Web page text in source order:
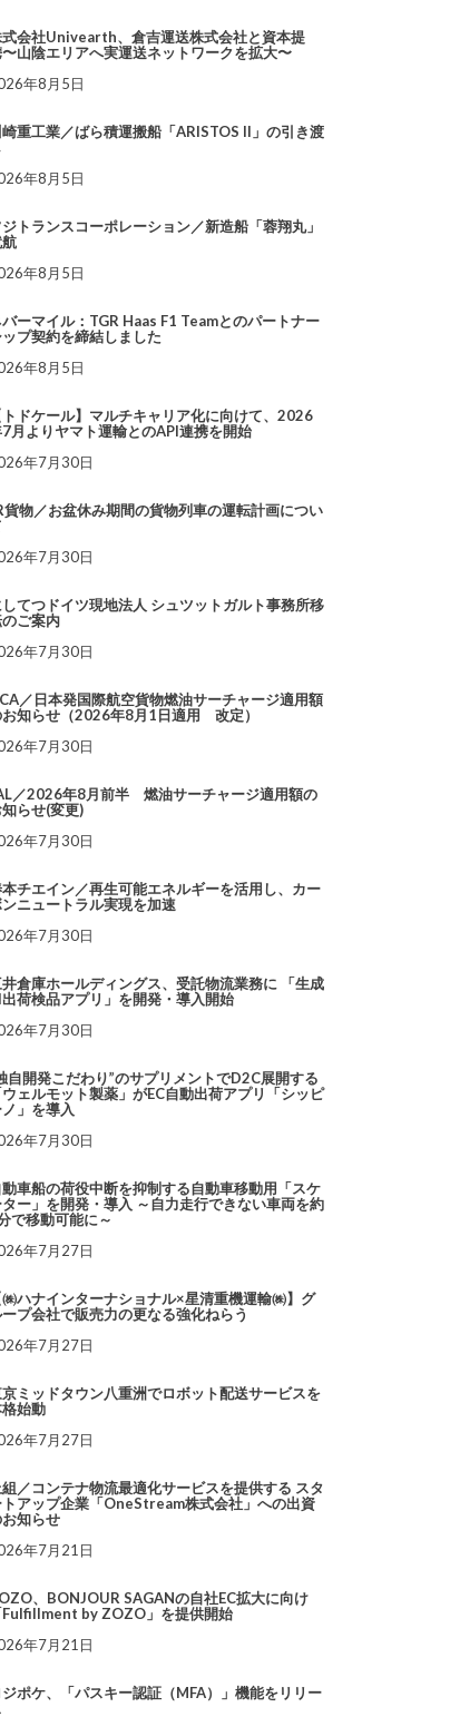
会社Univearth、倉吉運送株式会社と資本提
山陰エリアへ実運送ネットワークを拡大〜
年8月5日
崎重工業／ばら積運搬船「ARISTOS II」の引き渡
年8月5日
ジトランスコーポレーション／新造船「蓉翔丸」
年8月5日
ーマイル：TGR Haas F1 Teamとのパートナー
ップ契約を締結しました
年8月5日
トドケール】マルチキャリア化に向けて、2026
月よりヤマト運輸とのAPI連携を開始
年7月30日
貨物／お盆休み期間の貨物列車の運転計画につい
年7月30日
してつドイツ現地法人 シュツットガルト事務所移
ご案内
年7月30日
／日本発国際航空貨物燃油サーチャージ適用額
知らせ（2026年8月1日適用 改定）
年7月30日
／2026年8月前半 燃油サーチャージ適用額の
知らせ(変更)
年7月30日
チエイン／再生可能エネルギーを活用し、カー
ニュートラル実現を加速
年7月30日
倉庫ホールディングス、受託物流業務に 「生成
荷検品アプリ」を開発・導入開始
年7月30日
自開発こだわり”のサプリメントでD2C展開する
ウェルモット製薬」がEC自動出荷アプリ「シッピ
ノ」を導入
年7月30日
動車船の荷役中断を抑制する自動車移動用「スケ
ター」を開発・導入 ～自力走行できない車両を約
で移動可能に～
年7月27日
㈱ハナインターナショナル×星清重機運輸㈱】グ
プ会社で販売力の更なる強化ねらう
年7月27日
ミッドタウン八重洲でロボット配送サービスを
始動
年7月27日
／コンテナ物流最適化サービスを提供する スタ
トアップ企業「OneStream株式会社」への出資
知らせ
年7月21日
、BONJOUR SAGANの自社EC拡大に向け
Fulfillment by ZOZO」を提供開始
年7月21日
ジポケ、「パスキー認証（MFA）」機能をリリー